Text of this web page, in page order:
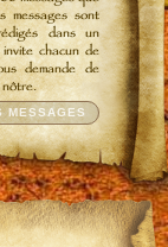
messages sont
dans un
chacun de
demande de
nôtre.
MESSAGES